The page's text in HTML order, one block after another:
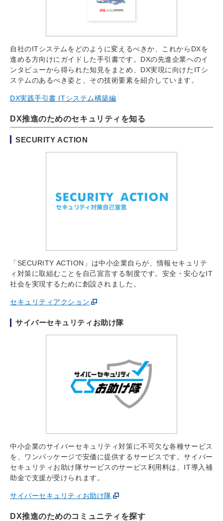
自社のITシステムをどのように変えるべきか、これからDXを
進める方向けにガイドした手引書です。DXの先進企業へのイ
ンタビューから得られた知見をまとめ、DX実現に向けたITシ
ステムのあるべき姿と、その技術要素を紹介しています。
DX実践手引書 ITシステム構築編
DX推進のためのセキュリティを知る
SECURITY ACTION
「SECURITY ACTION」は中小企業自らが、情報セキュリテ
ィ対策に取組むことを自己宣言する制度です。安全・安心なIT
社会を実現するために創設されました。
セキュリティアクション
サイバーセキュリティお助け隊
中小企業のサイバーセキュリティ対策に不可欠な各種サービス
を、ワンパッケージで安価に提供するサービスです。サイバー
セキュリティお助け隊サービスのサービス利用料は、IT導入補
助金で支援が受けられます。
サイバーセキュリティお助け隊
DX推進のためのコミュニティを探す